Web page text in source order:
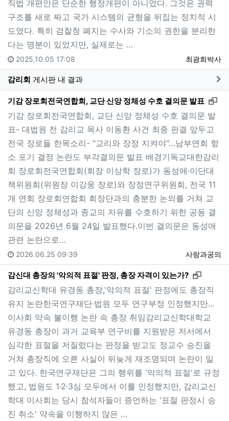
직법 개편안은 단순한 행정개편이 아니었다. 그것은 권력
구조를 새로 짜고 국가 시스템의 균형을 뒤집는 정치적 시
도였다. 특히 검찰청 폐지는 수사와 기소의 권한을 분리한
다는 명분이 있었지만, 실제로는 …
최광희박사
2025.10.05 17:08
감리회 게시판 내 결과
기감 장로회전국연합회, 교단 신앙 정체성 수호 결의문 발표 새
기감 장로회전국연합회, 교단 신앙 정체성 수호 결의문 발
표- 대법원 전 감리교 목사 이동환 사건 최종 판결 앞두고
전국 장로들 한목소리- "교리와 장정 지켜야"…남부연회 항
소 포기 결정 논란도 부각결의문 발표 배경기독교대한감리
회 장로회전국연합회(회장 이상학 장로)가 동성애·이단대
책위원회(위원장 이강웅 장로)와 장정연구위원회, 전국 11
개 연회 장로회연합회 회장단과의 충분한 논의를 거쳐 교
단의 신앙 정체성과 종교의 자유를 수호하기 위한 공동 결
의문을 2026년 6월 24일 발표했다.이번 결의문은 동성애
관련 논란으로…
사랑과공의
2026.06.25 09:39
감신대 총장의 '악의적 표절' 판정, 총장 자격이 있는가? 새창으
감리교신학대 유경동 총장,'악의적 표절' 판정에도 총장직
유지 논란한국연구재단·법원 모두 연구부정 인정했지만...
이사회 약속 불이행 논란 속 총장 취임감리교신학대학교
유경동 총장이 과거 교육부 연구비를 지원받은 저서에서
심각한 표절을 저질렀다는 판정을 받고도 정교수 승진을
거쳐 총장직에 오른 사실이 뒤늦게 재조명되며 논란이 일
고 있다. 한국연구재단은 그의 행위를 '악의적 표절'로 규정
했고, 법원도 1·2·3심 모두에서 이를 인정했지만, 감리교신
학대 이사회는 당시 참석자들이 증언하는 '표절 판정시 승
진 취소' 약속을 이행하지 않은 …